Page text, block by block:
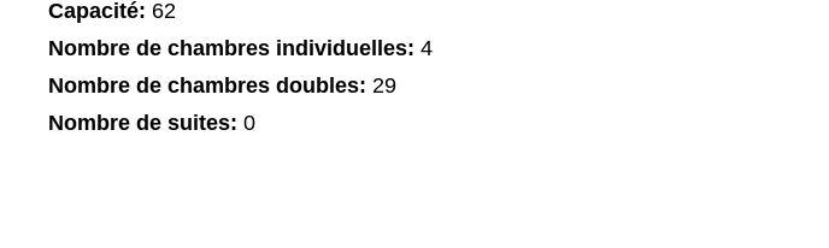
Capacité: 62
Nombre de chambres individuelles: 4
Nombre de chambres doubles: 29
Nombre de suites: 0